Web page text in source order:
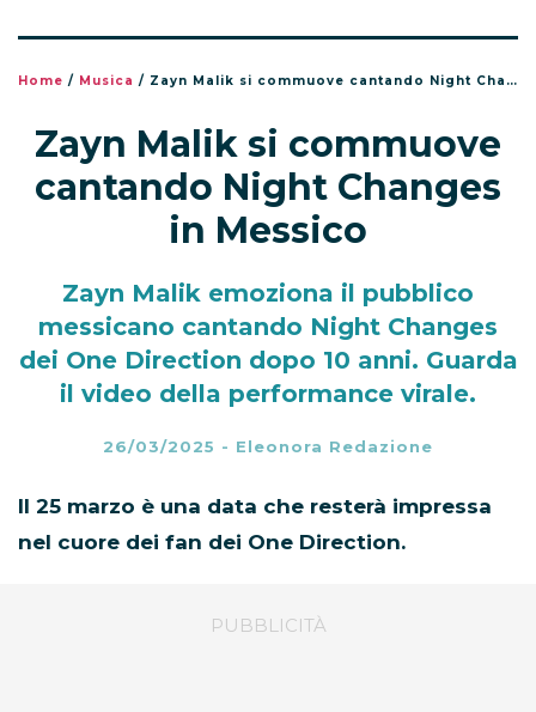
Home / Musica / Zayn Malik si commuove cantando Night Changes in Messico
Zayn Malik si commuove
cantando Night Changes
in Messico
Zayn Malik emoziona il pubblico
messicano cantando Night Changes
dei One Direction dopo 10 anni. Guarda
il video della performance virale.
26/03/2025 - Eleonora Redazione
Il 25 marzo è una data che resterà impressa
nel cuore dei fan dei One Direction.